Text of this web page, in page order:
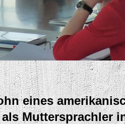
eines
Muttersprachler